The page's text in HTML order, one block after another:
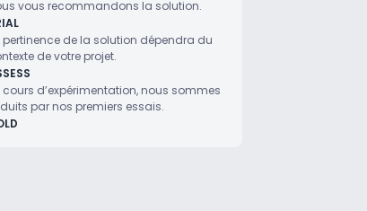
vous recommandons la solution.
pertinence de la solution dépendra du
de votre projet.
cours d’expérimentation, nous sommes
par nos premiers essais.